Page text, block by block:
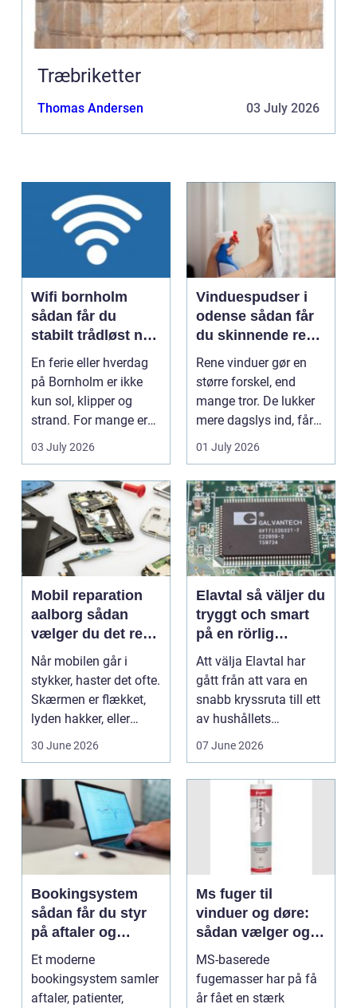
Træbriketter
Thomas Andersen 03 July 2026
Wifi bornholm
sådan får du
stabilt trådløst net
på klippeøen
En ferie eller hverdag
på Bornholm er ikke
kun sol, klipper og
strand. For mange er
en stabil intern...
03 July 2026
Vinduespudser i
odense sådan får
du skinnende rene
ruder året rundt
Rene vinduer gør en
større forskel, end
mange tror. De lukker
mere dagslys ind, får
hjem og erhvervs...
01 July 2026
Mobil reparation
aalborg sådan
vælger du det rette
værksted
Når mobilen går i
stykker, haster det ofte.
Skærmen er flækket,
lyden hakker, eller
batteriet løber ...
30 June 2026
Elavtal så väljer du
tryggt och smart
på en rörlig
elmarknad
Att välja Elavtal har
gått från att vara en
snabb kryssruta till ett
av hushållets
viktigaste ekonom...
07 June 2026
Bookingsystem
sådan får du styr
på aftaler og
arbejdsgange
Et moderne
bookingsystem samler
aftaler, patienter,
Ms fuger til
vinduer og døre:
sådan vælger og
bruger du dem
rigtigt
MS-baserede
fugemasser har på få
år fået en stærk